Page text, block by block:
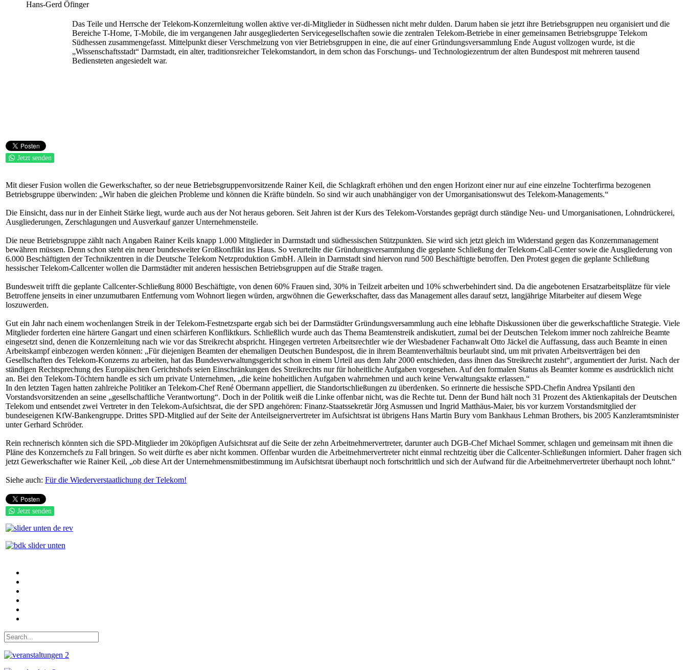
Hans-Gerd Öfinger
Das Teile und Herrsche der Telekom-Konzernleitung wollen aktive ver-di-Mitglieder in Südhessen nicht mehr dulden. Darum haben sie jetzt ihre Betriebsgruppen neu organisiert und die
Bereiche T-Home, T-Mobile, die im vergangenen Jahr ausgegliederten Servicegesellschaften sowie die zentralen Telekom-Betriebe in einer gemeinsamen Betriebsgruppe Telekom
Südhessen zusammengefasst. Mittelpunkt dieser Verschmelzung von vier Betriebsgruppen in eine, die auf einer Gründungsversammlung Ende August vollzogen wurde, ist die
„Wissenschaftsstadt“ Darmstadt, ein alter, traditionsreicher Telekomstandort, in dem schon das Forschungs- und Technologiezentrum der alten Bundespost mit mehreren tausend
Bediensteten angesiedelt war.
Jetzt senden
Mit dieser Fusion wollen die Gewerkschafter, so der neue Betriebsgruppenvorsitzende Rainer Keil, die Schlagkraft erhöhen und den engen Horizont einer nur auf eine einzelne Tochterfirma bezogenen
Betriebsgruppe überwinden: „Wir haben die gleichen Probleme und können die Kräfte bündeln. So sind wir auch unabhängiger von der Umorganisationswut des Telekom-Managements.“
Die Einsicht, dass nur in der Einheit Stärke liegt, wurde auch aus der Not heraus geboren. Seit Jahren ist der Kurs des Telekom-Vorstandes geprägt durch ständige Neu- und Umorganisationen, Lohndrückerei,
Ausgliederungen, Zerschlagungen und Ausverkauf ganzer Unternehmensteile.
Die neue Betriebsgruppe zählt nach Angaben Rainer Keils knapp 1.000 Mitglieder in Darmstadt und südhessischen Stützpunkten. Sie wird sich jetzt gleich im Widerstand gegen das Konzernmanagement
bewähren müssen. Denn schon steht ein neuer bundesweiter Großkonflikt ins Haus. So verurteilte die Gründungsversammlung die geplante Schließung der Telekom-Call-Center sowie die Ausgliederung von
6.000 Beschäftigten der Technikzentren in die Deutsche Telekom Netzproduktion GmbH. Allein in Darmstadt sind hiervon rund 500 Beschäftigte betroffen. Den Protest gegen die geplante Schließung
hessischer Telekom-Callcenter wollen die Darmstädter mit anderen hessischen Betriebsgruppen auf die Straße tragen.
Bundesweit trifft die geplante Callcenter-Schließung 8000 Beschäftigte, von denen 60% Frauen sind, 30% in Teilzeit arbeiten und 10% schwerbehindert sind. Da die angebotenen Ersatzarbeitsplätze für viele
Betroffene jenseits in einer unzumutbaren Entfernung vom Wohnort liegen würden, argwöhnen die Gewerkschafter, dass das Management alles darauf setzt, langjährige Mitarbeiter auf diesem Wege
loszuwerden.
Gut ein Jahr nach einem wochenlangen Streik in der Telekom-Festnetzsparte ergab sich bei der Darmstädter Gründungsversammlung auch eine lebhafte Diskussionen über die gewerkschaftliche Strategie. Viele
Mitglieder forderten eine härtere Gangart und einen schärferen Konfliktkurs. Schließlich wurde auch das Thema Beamtenstreik andiskutiert, zumal bei der Deutschen Telekom immer noch zahlreiche Beamte
eingesetzt sind, denen die Konzernleitung nach wie vor das Streikrecht abspricht. Hingegen vertreten Arbeitsrechtler wie der Wiesbadener Fachanwalt Otto Jäckel die Auffassung, dass auch Beamte in einen
Arbeitskampf einbezogen werden können: „Für diejenigen Beamten der ehemaligen Deutschen Bundespost, die in ihrem Beamtenverhältnis beurlaubt sind, um mit privaten Arbeitsverträgen bei den
Gesellschaften des Telekom-Konzerns zu arbeiten, hat das Bundesverwaltungsgericht schon in einem Urteil aus dem Jahr 2000 entschieden, dass ihnen das Streikrecht zusteht“, argumentiert der Jurist. Nach der
ständigen Rechtsprechung des Europäischen Gerichtshofs seien Einschränkungen des Streikrechts nur für hoheitliche Aufgaben vorgesehen. Auf den formalen Status als Beamter komme es ausdrücklich nicht
an. Bei den Telekom-Töchtern handle es sich um private Unternehmen, „die keine hoheitlichen Aufgaben wahrnehmen und auch keine Verwaltungsakte erlassen.“
In den letzten Tagen hatten zahlreiche Politiker an Telekom-Chef René Obermann appelliert, die Standortschließungen zu überdenken. So erinnerte die hessische SPD-Chefin Andrea Ypsilanti den
Vorstandsvorsitzenden an seine „gesellschaftliche Verantwortung“. Doch in der Politik weiß die Linke offenbar nicht, was die Rechte tut. Denn der Bund hält noch 31 Prozent des Aktienkapitals der Deutschen
Telekom und entsendet zwei Vertreter in den Telekom-Aufsichtsrat, die der SPD angehören: Finanz-Staatssekretär Jörg Asmussen und Ingrid Matthäus-Maier, bis vor kurzem Vorstandsmitglied der
bundeseigenen KfW-Bankengruppe. Drittes SPD-Mitglied auf der Seite der Anteilseignervertreter im Aufsichtsrat ist übrigens Hans Martin Bury vom Bankhaus Lehman Brothers, bis 2005 Kanzleramtsminister
unter Gerhard Schröder.
Rein rechnerisch könnten sich die SPD-Mitglieder im 20köpfigen Aufsichtsrat auf die Seite der zehn Arbeitnehmervertreter, darunter auch DGB-Chef Michael Sommer, schlagen und gemeinsam mit ihnen die
Pläne des Konzernchefs zu Fall bringen. So weit dürfte es aber nicht kommen. Offenbar wurden die Arbeitnehmervertreter nicht einmal rechtzeitig über die Callcenter-Schließungen informiert. Daher fragen sich
jetzt Gewerkschafter wie Rainer Keil, „ob diese Art der Unternehmensmitbestimmung im Aufsichtsrat überhaupt noch fortschrittlich und sich der Aufwand für die Arbeitnehmervertreter überhaupt noch lohnt.“
Siehe auch: Für die Wiederverstaatlichung der Telekom!
Jetzt senden